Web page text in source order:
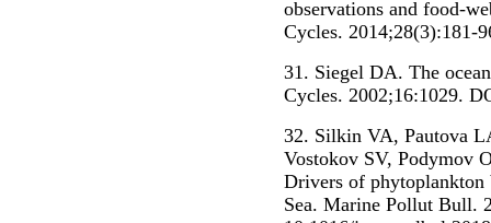
observations and food-
Cycles. 2014;28(3):181-
31. Siegel DA. The
Cycles. 2002;16:1029.
32. Silkin VA, Pautova
Vostokov SV, Podymov
Drivers of phytoplankton
Sea. Marine Pollut Bull.